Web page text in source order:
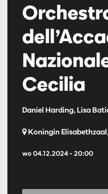
Cecilia
Daniel Harding, Lisa
wo 04.12.2024– 20:00
Koningin